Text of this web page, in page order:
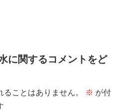
に関するコメントをど
ことはありません。 ※ が付